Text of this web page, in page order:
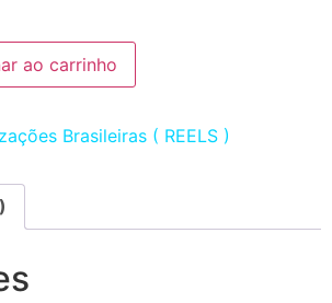
ao carrinho
Brasileiras ( REELS )